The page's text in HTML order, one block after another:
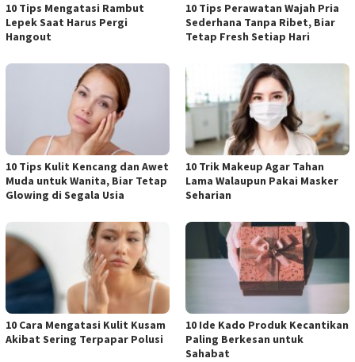
10 Tips Mengatasi Rambut
Lepek Saat Harus Pergi
Hangout
10 Tips Perawatan Wajah Pria
Sederhana Tanpa Ribet, Biar
Tetap Fresh Setiap Hari
10 Tips Kulit Kencang dan Awet
Muda untuk Wanita, Biar Tetap
Glowing di Segala Usia
10 Trik Makeup Agar Tahan
Lama Walaupun Pakai Masker
Seharian
10 Cara Mengatasi Kulit Kusam
Akibat Sering Terpapar Polusi
10 Ide Kado Produk Kecantikan
Paling Berkesan untuk
Sahabat